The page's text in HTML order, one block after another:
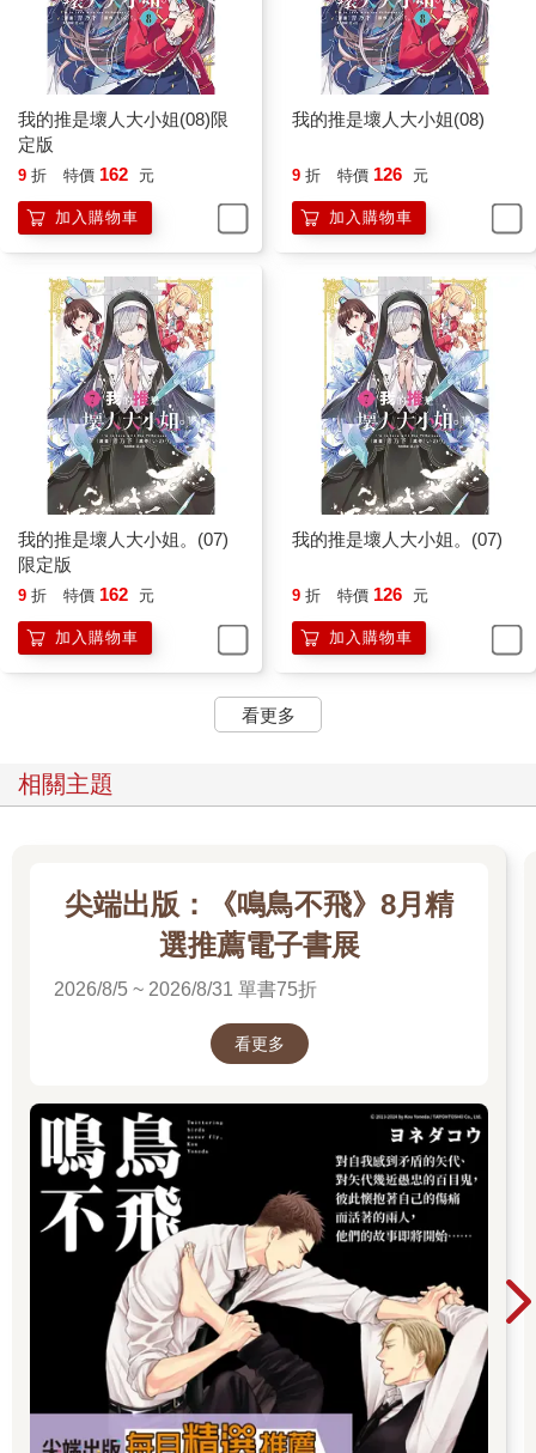
我的推是壞人大小姐(08)限
定版
9 折 特價 162 元
加入購物車
我的推是壞人大小姐(08)
9 折 特價 126 元
加入購物車
我的推是壞人大小姐。(07)
限定版
9 折 特價 162 元
加入購物車
我的推是壞人大小姐。(07)
9 折 特價 126 元
加入購物車
看更多
相關主題
尖端出版：《鳴鳥不飛》8月精
選推薦電子書展
2026/8/5 ~ 2026/8/31 單書75折
看更多